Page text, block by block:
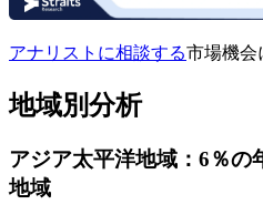
アナリストに相談する市場機会
地域別分析
アジア太平洋地域：6％の
地域